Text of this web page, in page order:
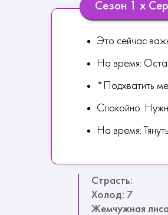
Сезон 1 х
Это сейчас
На время:
*Подхватить
Спокойно.
На время:
Страсть:
Холод: 7
Жемчужная